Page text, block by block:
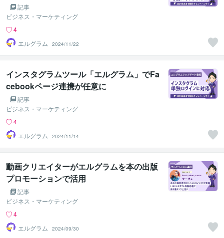
記事
ビジネス・マーケティング
4
エルグラム
2024/11/22
インスタグラムツール「エルグラム」でFa
cebookページ連携が任意に
記事
ビジネス・マーケティング
4
エルグラム
2024/11/14
動画クリエイターがエルグラムを本の出版
プロモーションで活用
記事
ビジネス・マーケティング
4
エルグラム
2024/09/30